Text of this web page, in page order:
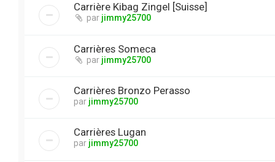
Carrière Kibag Zingel [Suisse]
par jimmy25700
Carrières Someca
par jimmy25700
Carrières Bronzo Perasso
par jimmy25700
Carrières Lugan
par jimmy25700